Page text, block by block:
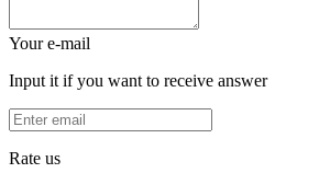
Your e-mail
Input it if you want to receive answer
Rate us